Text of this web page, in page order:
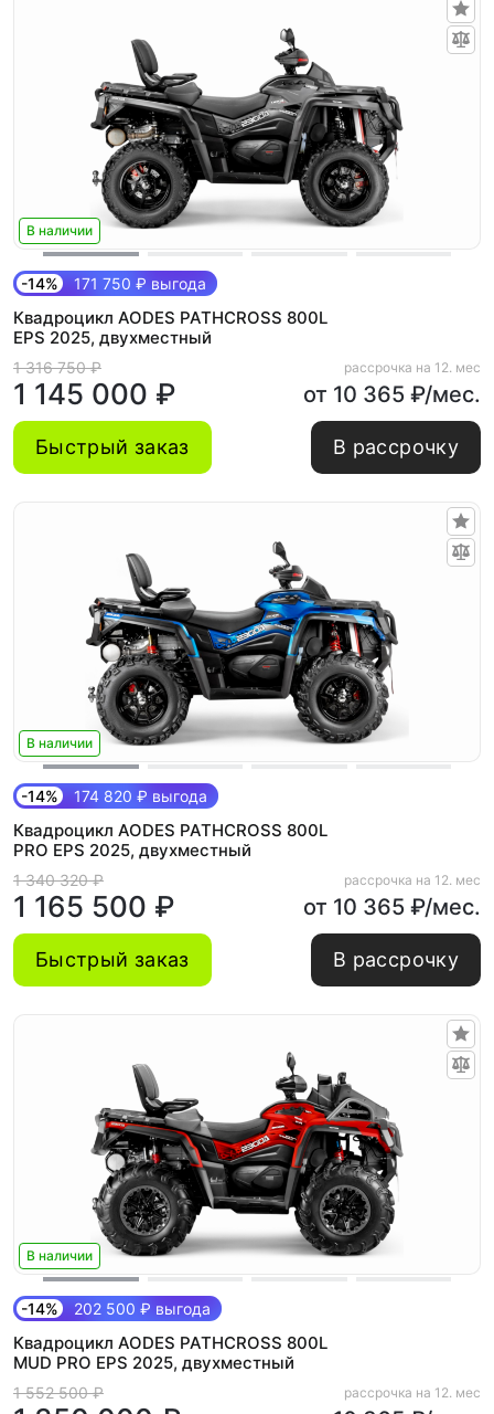
В наличии
-14% 171 750 ₽ выгода
Квадроцикл AODES PATHCROSS 800L
EPS 2025, двухместный
1 316 750 ₽
1 145 000 ₽
рассрочка на 12. мес
от 10 365 ₽/мес.
Быстрый заказ В рассрочку
В наличии
-14% 174 820 ₽ выгода
Квадроцикл AODES PATHCROSS 800L
PRO EPS 2025, двухместный
1 340 320 ₽
1 165 500 ₽
рассрочка на 12. мес
от 10 365 ₽/мес.
Быстрый заказ В рассрочку
В наличии
-14% 202 500 ₽ выгода
Квадроцикл AODES PATHCROSS 800L
MUD PRO EPS 2025, двухместный
1 552 500 ₽ рассрочка на 12. мес